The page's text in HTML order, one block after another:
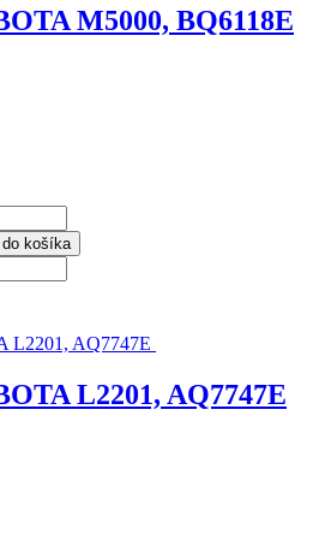
M5000, BQ6118E
košíka
L2201, AQ7747E